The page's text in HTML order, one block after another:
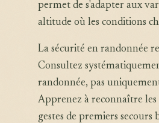
permet de s'adapter aux
altitude où les conditions
La sécurité en randonnée
Consultez
randonnée, pas
Apprenez à reconnaître les
gestes de premiers